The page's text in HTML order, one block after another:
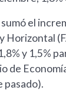
sumó el
Horizontal
y 1,5%
de
pasado).